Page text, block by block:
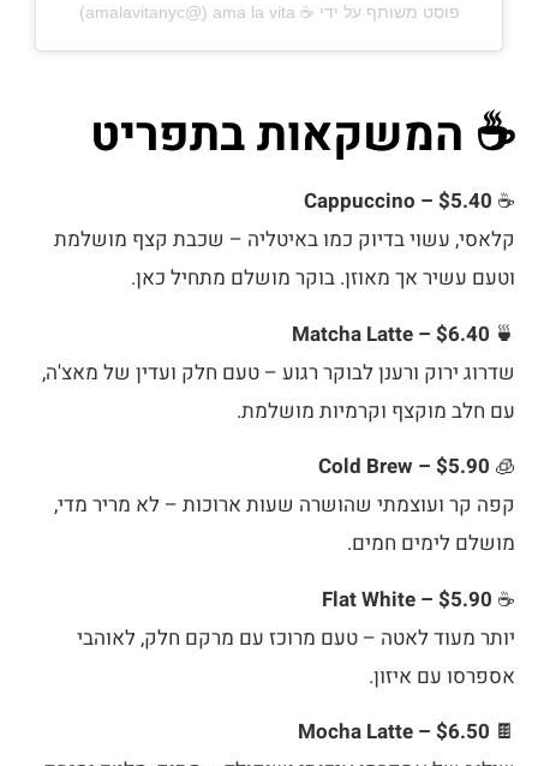
פוסט משותף על ידי ‏‎ama la vita ☕️‎‏ (@‏‎amalavitanyc‎‏)
☕ המשקאות בתפריט
☕
Cappuccino – $5.40
קלאסי, עשוי בדיוק כמו באיטליה – שכבת קצף מושלמת
וטעם עשיר אך מאוזן. בוקר מושלם מתחיל כאן.
🍵
Matcha Latte – $6.40
שדרוג ירוק ורענן לבוקר רגוע – טעם חלק ועדין של מאצ'ה,
עם חלב מוקצף וקרמיות מושלמת.
🧊
Cold Brew – $5.90
קפה קר ועוצמתי שהושרה שעות ארוכות – לא מריר מדי,
מושלם לימים חמים.
☕
Flat White – $5.90
יותר מעוד לאטה – טעם מרוכז עם מרקם חלק, לאוהבי
אספרסו עם איזון.
🍫
Mocha Latte – $6.50